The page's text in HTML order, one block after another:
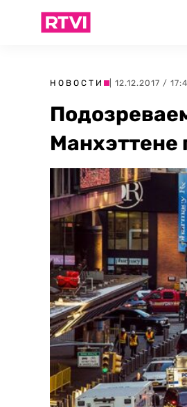
НОВОСТИ | 12.12.2017 /
Манхэттене